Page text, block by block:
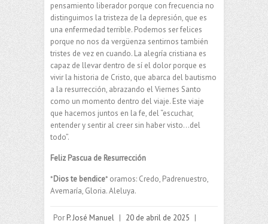
pensamiento liberador porque con frecuencia no
distinguimos la tristeza de la depresión, que es
una enfermedad terrible. Podemos ser felices
porque no nos da vergüenza sentirnos también
tristes de vez en cuando. La alegría cristiana es
capaz de llevar dentro de sí el dolor porque es
vivir la historia de Cristo, que abarca del bautismo
a la resurrección, abrazando el Viernes Santo
como un momento dentro del viaje. Este viaje
que hacemos juntos en la fe, del “escuchar,
entender y sentir al creer sin haber visto…del
todo”.
Feliz Pascua de Resurrección
*Dios te bendice* oramos: Credo, Padrenuestro,
Avemaría, Gloria. Aleluya.
Por P. José Manuel | 20 de abril de 2025 |